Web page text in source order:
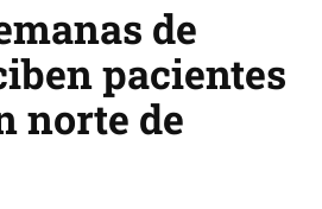
de
pacientes
norte de